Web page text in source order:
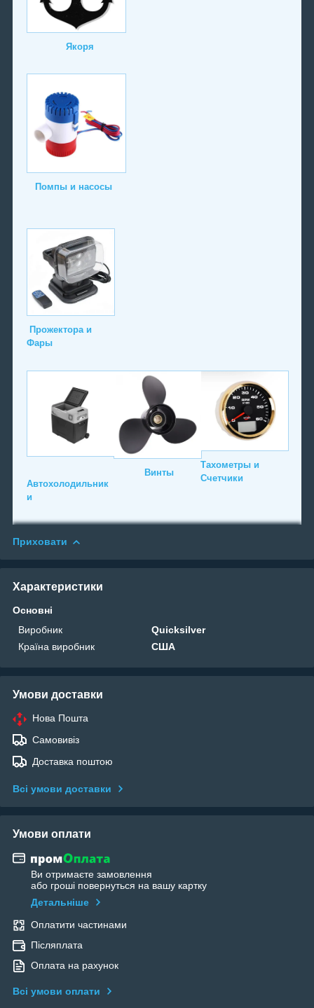
Якоря
Помпы и насосы
Прожектора и
Фары
Автохолодильник
и
Винты
Тахометры и
Счетчики
Приховати
Характеристики
Основні
Виробник
Quicksilver
Країна виробник
США
Умови доставки
Нова Пошта
Самовивіз
Доставка поштою
Всі умови доставки
Умови оплати
Ви отримаєте замовлення
або гроші повернуться на вашу картку
Детальніше
Оплатити частинами
Післяплата
Оплата на рахунок
Всі умови оплати